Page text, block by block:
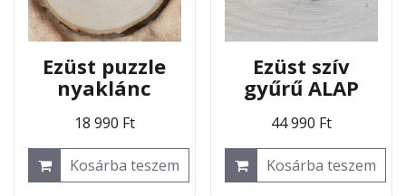
Ezüst puzzle
nyaklánc
18 990 Ft
Kosárba teszem
Ezüst szív
gyűrű ALAP
44 990 Ft
Kosárba teszem